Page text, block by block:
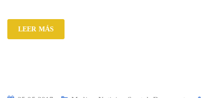
LEER MÁS